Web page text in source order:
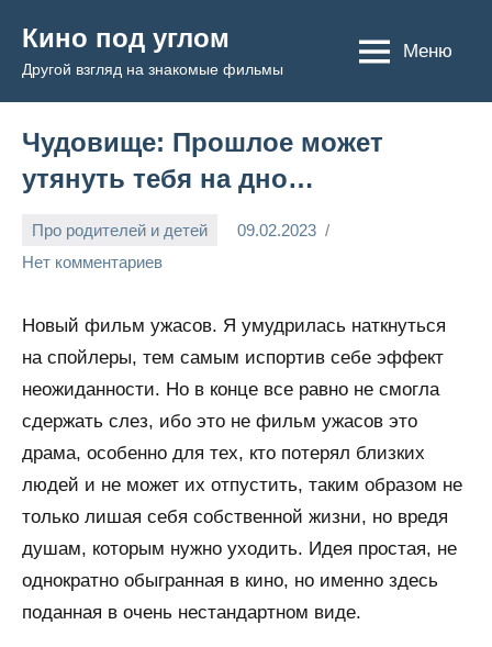
содержимому
Кино под углом
Другой взгляд на знакомые фильмы
Меню
Чудовище: Прошлое может
утянуть тебя на дно…
Про родителей и детей
09.02.2023
Admin
Нет комментариев
Новый фильм ужасов. Я умудрилась наткнуться
на спойлеры, тем самым испортив себе эффект
неожиданности. Но в конце все равно не смогла
сдержать слез, ибо это не фильм ужасов это
драма, особенно для тех, кто потерял близких
людей и не может их отпустить, таким образом не
только лишая себя собственной жизни, но вредя
душам, которым нужно уходить. Идея простая, не
однократно обыгранная в кино, но именно здесь
поданная в очень нестандартном виде.